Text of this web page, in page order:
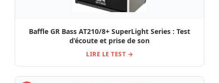
Baffle GR Bass AT210/8+ SuperLight Series : Test
d’écoute et prise de son
LIRE LE TEST →